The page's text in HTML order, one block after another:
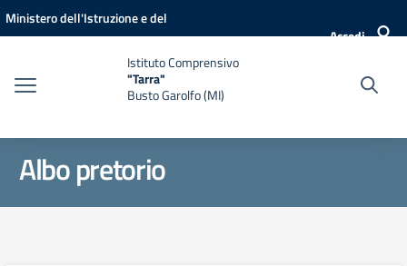
Vai ai contenuti
Vai al menu di navigazione
Vai al footer
Ministero dell'Istruzione e del
Accedi
Istituto Comprensivo
"Tarra"
Busto Garolfo (MI)
Albo pretorio